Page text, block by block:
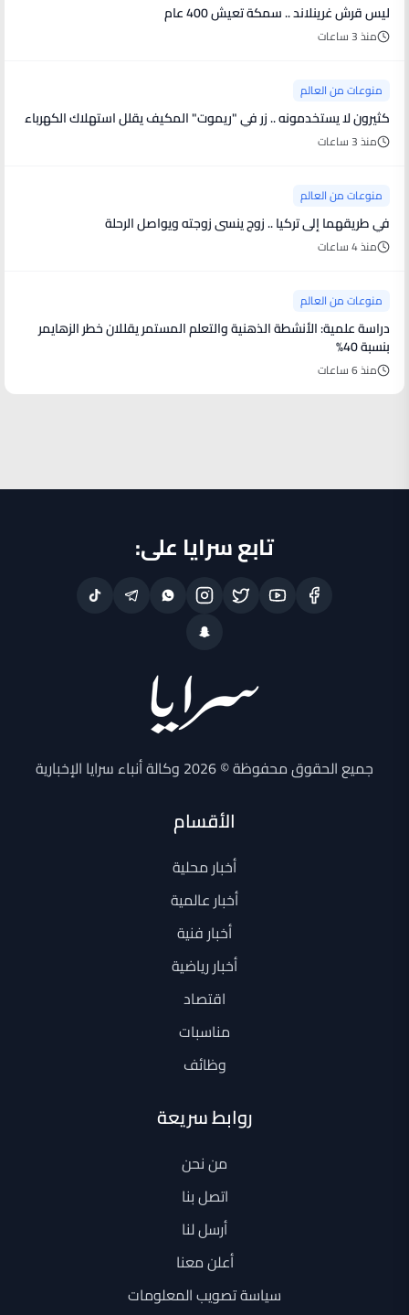
ليس قرش غرينلاند .. سمكة تعيش 400 عام
منذ 3 ساعات
منوعات من العالم
كثيرون لا يستخدمونه .. زر في "ريموت" المكيف يقلل استهلاك الكهرباء
منذ 3 ساعات
منوعات من العالم
في طريقهما إلى تركيا .. زوج ينسى زوجته ويواصل الرحلة
منذ 4 ساعات
منوعات من العالم
دراسة علمية: الأنشطة الذهنية والتعلم المستمر يقللان خطر الزهايمر
بنسبة 40%
منذ 6 ساعات
تابع سرايا على:
جميع الحقوق محفوظة © 2026 وكالة أنباء سرايا الإخبارية
الأقسام
أخبار محلية
أخبار عالمية
أخبار فنية
أخبار رياضية
اقتصاد
مناسبات
وظائف
روابط سريعة
من نحن
اتصل بنا
أرسل لنا
أعلن معنا
سياسة تصويب المعلومات